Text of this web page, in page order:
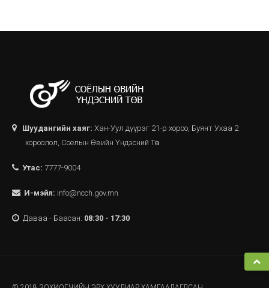
Шуудангийн хаяг: Хан-Уул дүүрэг 21-р хороо, Буянт Ухаа 2
хороолол, Соёлын Өвийн Үндэсний Төв
Утас: 7777-9004
И-мэйл: info@ncch.gov.mn
Даваа - Баасан: 08:30 - 17:30